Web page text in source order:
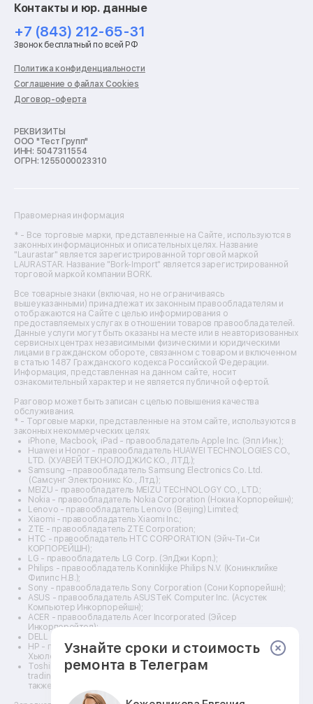
Ремонт роботов-пылесосов
Ремонт холодильников
Ремонт стиральных машин
Ремонт пылесосов
Ремонт варочных панелей
Ремонт духовых шкафов
Ремонт кондиционеров
Ремонт кухонных комбайнов
Ремонт морозильных камер
Ремонт отпаривателей
Ремонт плоттеров
Ремонт фенов
Ремонт цифровых биноклей
Ремонт тепловизоров
Ремонт массажных кресел
Ремонт водонагревателей
Ремонт вытяжек
Ремонт источников бесперебойного питания
Ремонт пароварок
Ремонт микшерных пультов
Ремонт dj-пультов
Ремонт кухонных плит
Ремонт стедикамов
Ремонт оптических прицелов
Ремонт электровелосипедов
Ремонт видеокамер
Ремонт эхолотов
Ремонт 3d-принтеров
Ремонт прицелов ночного видения
Ремонт винных шкафов
Ремонт выпрямителей
Ремонт сушилок для рук
Ремонт дальномеров
Ремонт снегоуборщиков
Контакты и юр. данные
+7 (843) 212-65-31
Звонок бесплатный по всей РФ
Политика конфиденциальности
Соглашение о файлах Cookies
Договор-оферта
РЕКВИЗИТЫ
ООО "Тест Групп"
ИНН: 5047311554
ОГРН: 1255000023310
Правомерная информация
* - Все торговые марки, представленные на Сайте, используются в
законных информационных и описательных целях. Название
"Laurastar" является зарегистрированной торговой маркой
LAURASTAR. Название "Bork-Import" является зарегистрированной
торговой маркой компании BORK.
Все товарные знаки (включая, но не ограничиваясь
вышеуказанными) принадлежат их законным правообладателям и
отображаются на Сайте с целью информирования о
предоставляемых услугах в отношении товаров правообладателей.
Данные услуги могут быть оказаны на месте или в неавторизованных
сервисных центрах независимыми физическими и юридическими
лицами в гражданском обороте, связанном с товаром и включенном
в статью 1487 Гражданского кодекса Российской Федерации.
Информация, представленная на данном сайте, носит
ознакомительный характер и не является публичной офертой.
Разговор может быть записан с целью повышения качества
обслуживания.
* - Торговые марки, представленные на этом сайте, используются в
законных некоммерческих целях.
iPhone, Macbook, iPad - правообладатель Apple Inc. (Эпл Инк.);
Huawei и Honor - правообладатель HUAWEI TECHNOLOGIES CO.,
LTD. (ХУАВЕЙ ТЕКНОЛОДЖИС КО., ЛТД.);
Samsung – правообладатель Samsung Electronics Co. Ltd.
(Самсунг Электроникс Ко., Лтд.);
MEIZU - правообладатель MEIZU TECHNOLOGY CO., LTD.;
Nokia - правообладатель Nokia Corporation (Нокиа Корпорейшн);
Lenovo - правообладатель Lenovo (Beijing) Limited;
Xiaomi - правообладатель Xiaomi Inc.;
ZTE - правообладатель ZTE Corporation;
HTC - правообладатель HTC CORPORATION (Эйч-Ти-Си
КОРПОРЕЙШН);
LG - правообладатель LG Corp. (ЭлДжи Корп.);
Philips - правообладатель Koninklijke Philips N.V. (Конинклийке
Филипс Н.В.);
Sony - правообладатель Sony Corporation (Сони Корпорейшн);
ASUS - правообладатель ASUSTeK Computer Inc. (Асустек
Компьютер Инкорпорейшн);
ACER - правообладатель Acer Incorporated (Эйсер
Инкорпорейтед);
DELL - правообладатель Dell Inc.(Делл Инк.);
HP - правообладатель HP Hewlett-Packard Group LLC (ЭйчПи
Хьюлетт Паккард Груп ЛЛК);
Toshiba - правообладатель KABUSHIKI KAISHA TOSHIBA, also
trading as Toshiba Corporation (КАБУШИКИ КАЙША ТОШИБА
также торгующая как Тосиба Корпорейшн).
Узнайте сроки и стоимость
ремонта в Телеграм